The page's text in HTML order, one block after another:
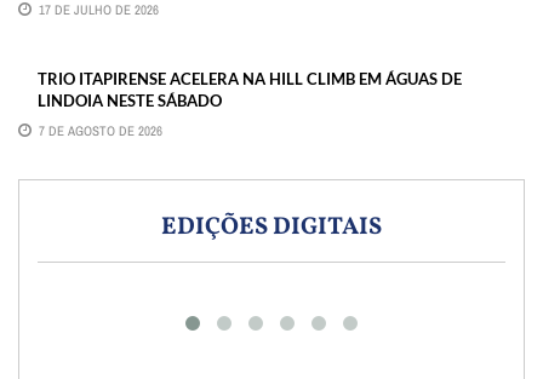
17 DE JULHO DE 2026
TRIO ITAPIRENSE ACELERA NA HILL CLIMB EM ÁGUAS DE
LINDOIA NESTE SÁBADO
7 DE AGOSTO DE 2026
EDIÇÕES DIGITAIS